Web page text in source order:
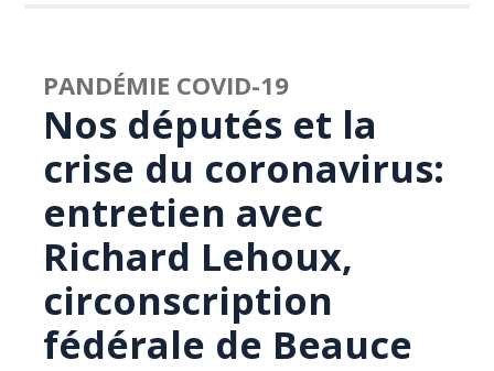
PANDÉMIE COVID-19
Nos députés et la
crise du coronavirus:
entretien avec
Richard Lehoux,
circonscription
fédérale de Beauce